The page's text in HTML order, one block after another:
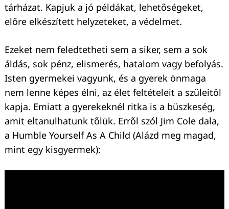
tárházat. Kapjuk a jó példákat, lehetőségeket,
előre elkészített helyzeteket, a védelmet.
Ezeket nem feledtetheti sem a siker, sem a sok
áldás, sok pénz, elismerés, hatalom vagy befolyás.
Isten gyermekei vagyunk, és a gyerek önmaga
nem lenne képes élni, az élet feltételeit a szüleitől
kapja. Emiatt a gyerekeknél ritka is a büszkeség,
amit eltanulhatunk tőlük. Erről szól Jim Cole dala,
a Humble Yourself As A Child (Alázd meg magad,
mint egy kisgyermek):